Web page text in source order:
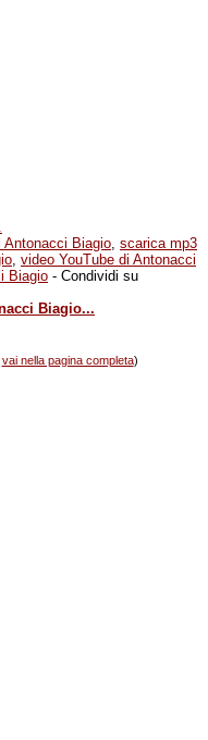
Biagio, scarica mp3
, video YouTube di Antonacci
Biagio - Condividi su
Biagio...
vai nella pagina completa)